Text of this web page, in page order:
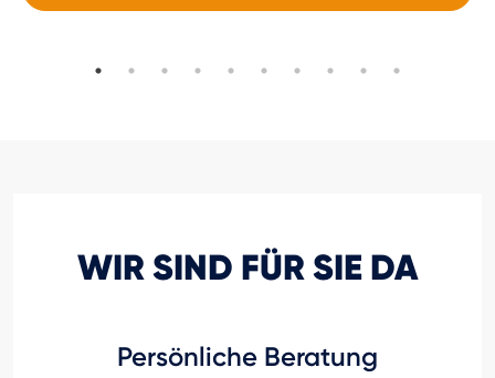
WIR SIND FÜR SIE DA
Persönliche Beratung